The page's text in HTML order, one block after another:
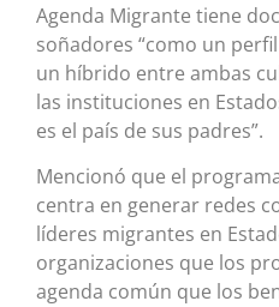
Agenda Migrante tiene
soñadores “como un
un híbrido entre ambas
las instituciones en
es el país de sus padres”.
Mencionó que el
centra en generar redes
líderes migrantes en
organizaciones que los
agenda común que los